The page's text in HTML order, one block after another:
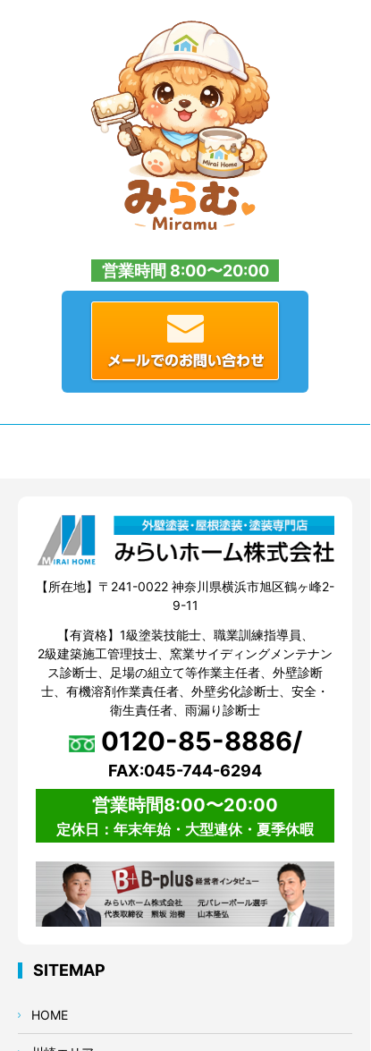
営業時間 8:00〜20:00
【所在地】〒241-0022 神奈川県横浜市旭区鶴ヶ峰2-
9-11
【有資格】1級塗装技能士、職業訓練指導員、
2級建築施工管理技士、窯業サイディングメンテナン
ス診断士、足場の組立て等作業主任者、外壁診断
士、有機溶剤作業責任者、外壁劣化診断士、安全・
衛生責任者、雨漏り診断士
0120-85-8886/
FAX:045-744-6294
営業時間8:00〜20:00
定休日：年末年始・大型連休・夏季休暇
SITEMAP
HOME